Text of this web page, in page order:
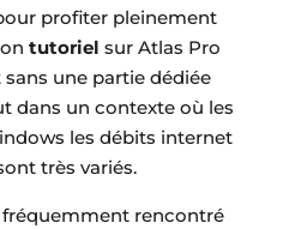
profiter pleinement
tutoriel sur Atlas Pro
une partie dédiée
dans un contexte où les
les débits internet
très variés.
rencontré